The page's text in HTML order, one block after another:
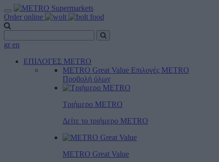
Order online
gr en
ΕΠΙΛΟΓΕΣ METRO
METRO Great Value Επιλογές METRO
Προβολή όλων
Τριήμερο METRO
Δείτε το τριήμερο ΜΕTRO
METRO Great Value